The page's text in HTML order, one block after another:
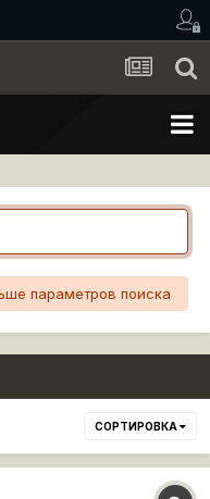
параметров поиска
СОРТИРОВКА